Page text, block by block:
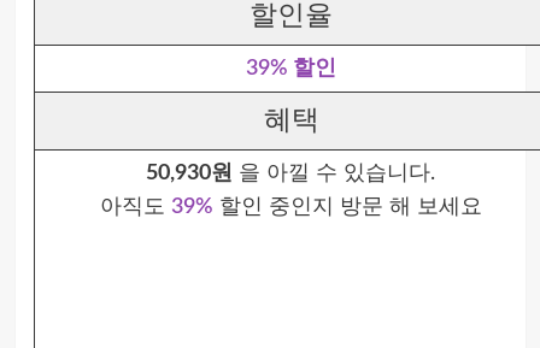
할인율
39% 할인
혜택
50,930원 을 아낄 수 있습니다.
아직도 39% 할인 중인지 방문 해 보세요